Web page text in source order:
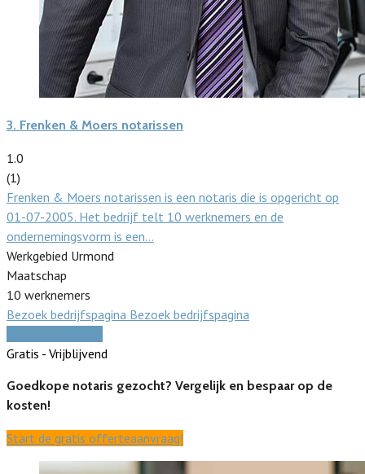
3. Frenken & Moers notarissen
1.0
(1)
Frenken & Moers notarissen is een notaris die is opgericht op
01-07-2005. Het bedrijf telt 10 werknemers en de
ondernemingsvorm is een…
Werkgebied Urmond
Maatschap
10 werknemers
Bezoek bedrijfspagina Bezoek bedrijfspagina
Gratis - Vrijblijvend
Goedkope notaris gezocht? Vergelijk en bespaar op de
kosten!
Start de gratis offerteaanvraag!